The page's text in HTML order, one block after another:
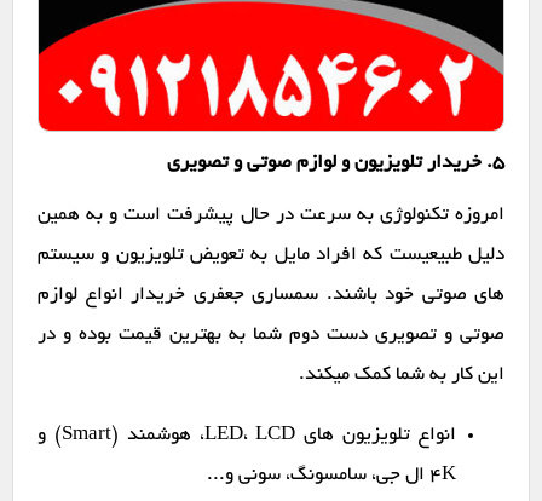
۵. خریدار تلویزیون و لوازم صوتی و تصویری
امروزه تکنولوژی به سرعت در حال پیشرفت است و به همین
دلیل طبیعیست که افراد مایل به تعویض تلویزیون و سیستم
های صوتی خود باشند. سمساری جعفری خریدار انواع لوازم
صوتی و تصویری دست دوم شما به بهترین قیمت بوده و در
این کار به شما کمک میکند.
انواع تلویزیون های LED، LCD، هوشمند (Smart) و
4K ال جی، سامسونگ، سونی و...